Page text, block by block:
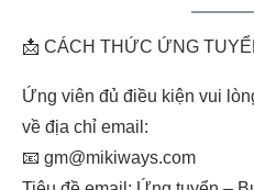
📩 CÁCH THỨC ỨNG
Ứng viên đủ điều kiện vui
về địa chỉ email:
📧 gm@mikiways.com